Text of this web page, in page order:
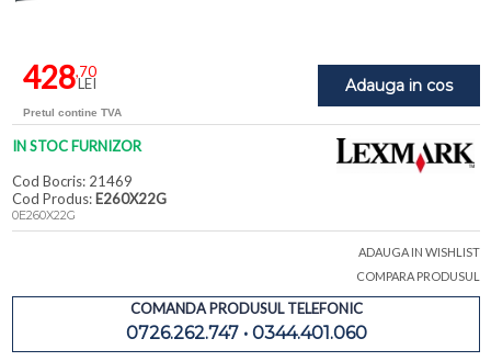
Adauga in cos
428,70
LEI
Pretul contine TVA
IN STOC FURNIZOR
Cod Bocris: 21469
Cod Produs: E260X22G
0E260X22G
ADAUGA IN WISHLIST
COMPARA PRODUSUL
COMANDA PRODUSUL TELEFONIC
0726.262.747 • 0344.401.060